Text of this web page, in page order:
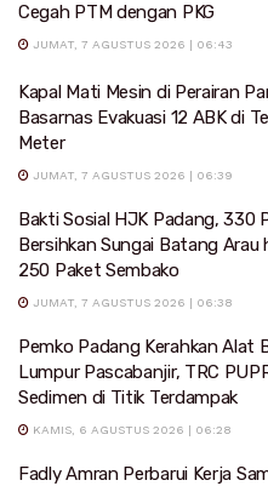
Cegah PTM dengan PKG
JUMAT, 7 AGUSTUS 2026 | 06:43
Kapal Mati Mesin di Perairan
Basarnas Evakuasi 12 ABK di
Meter
JUMAT, 7 AGUSTUS 2026 | 06:39
Bakti Sosial HJK Padang, 330
Bersihkan Sungai Batang Arau
250 Paket Sembako
JUMAT, 7 AGUSTUS 2026 | 06:38
Pemko Padang Kerahkan Alat
Lumpur Pascabanjir, TRC
Sedimen di Titik Terdampak
KAMIS, 6 AGUSTUS 2026 | 06:28
Fadly Amran Perbarui Kerja